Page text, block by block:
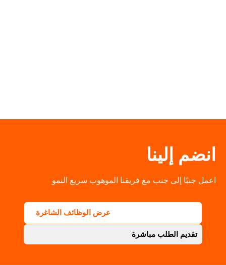
انضم إلينا
اعمل جنبًا إلى جنب مع فريقنا الموهوب سريع النمو
عرض الوظائف الشاغرة
تقديم الطلب مباشرة